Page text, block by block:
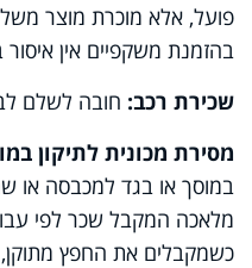
פועל, אלא מוכרת מוצר
בהזמנת משקפיים אין איסור
שכירת רכב: חובה לשלם
מסירת מכונית לתיקון
במוסך או בגד למכבסה או
מלאכה המקבל שכר לפי
כשמקבלים את החפץ